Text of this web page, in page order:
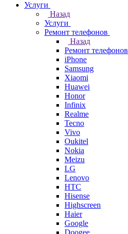
Услуги
Назад
Услуги
Ремонт телефонов
Назад
Ремонт телефонов
iPhone
Samsung
Xiaomi
Huawei
Honor
Infinix
Realme
Tecno
Vivo
Oukitel
Nokia
Meizu
LG
Lenovo
HTC
Hisense
Highscreen
Haier
Google
Doogee